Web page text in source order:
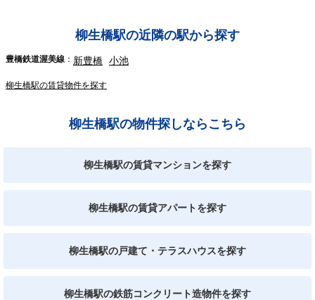
柳生橋駅の近隣の駅から探す
豊橋鉄道渥美線 新豊橋 小池
柳生橋駅の賃貸物件を探す
柳生橋駅の物件探しならこちら
柳生橋駅の賃貸マンションを探す
柳生橋駅の賃貸アパートを探す
柳生橋駅の戸建て・テラスハウスを探す
柳生橋駅の鉄筋コンクリート造物件を探す